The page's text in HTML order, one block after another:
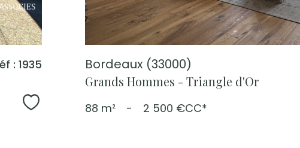
: 1935
Sélectionner
Bordeaux (33000)
Grands Hommes - Triangle d'Or
88 m² - 2 500 €CC*